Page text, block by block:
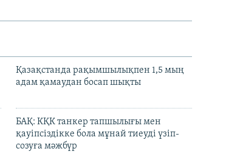
Қазақстанда рақымшылықпен 1,5 мың
адам қамаудан босап шықты
БАҚ: КҚК танкер тапшылығы мен
қауіпсіздікке бола мұнай тиеуді үзіп-
созуға мәжбүр